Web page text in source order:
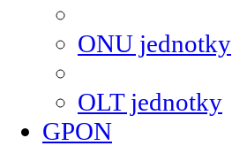
ONU jednotky
OLT jednotky
GPON